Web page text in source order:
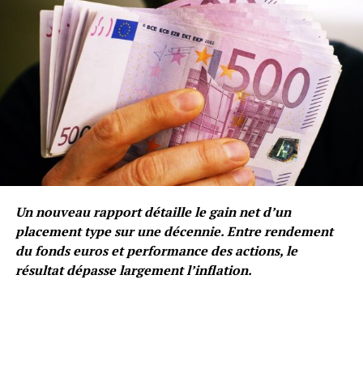
Un nouveau rapport détaille le gain net d’un
placement type sur une décennie. Entre rendement
du fonds euros et performance des actions, le
résultat dépasse largement l’inflation.